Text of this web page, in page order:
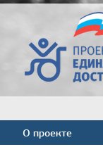
О проекте